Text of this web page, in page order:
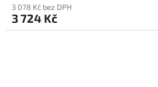
3 078 Kč bez DPH
3 724 Kč